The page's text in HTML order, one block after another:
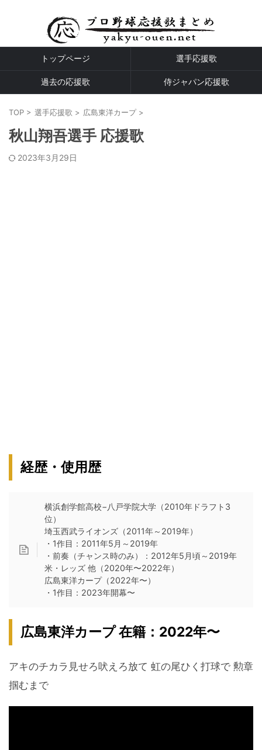
トップページ 選手応援歌
過去の応援歌 侍ジャパン応援歌
TOP > 選手応援歌 > 広島東洋カープ >
秋山翔吾選手 応援歌
2023年3月29日
経歴・使用歴
横浜創学館高校−八戸学院大学（2010年ドラフト3
位）
埼玉西武ライオンズ（2011年～2019年）
・1作目：2011年5月～2019年
・前奏（チャンス時のみ）：2012年5月頃～2019年
米・レッズ 他（2020年〜2022年）
広島東洋カープ（2022年〜）
・1作目：2023年開幕〜
広島東洋カープ 在籍：2022年〜
アキのチカラ見せろ吠えろ放て 虹の尾ひく打球で 勲章
掴むまで